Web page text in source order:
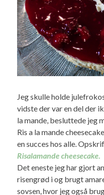
Jeg skulle holde
vidste der var en del der
la mande, besluttede jeg
Ris a la mande
en succes hos alle.
Risalamande cheesecake.
Det eneste jeg har gjort
risengrød i og brugt
sovsen, hvor jeg også